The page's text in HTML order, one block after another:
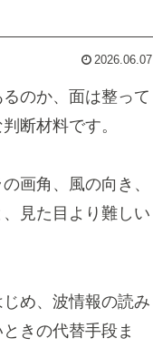
2026.06.07
のか、面は整って
断材料です。
画角、風の向き、
見た目より難しい
め、波情報の読み
きの代替手段ま